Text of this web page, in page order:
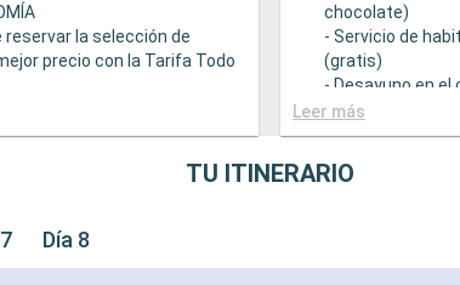
reservar la selección de
precio con la Tarifa Todo
amplia oferta
de elegir el turno de cena
chocolate)
- Servicio de
(gratis)
- Desayuno en
GASTRONOMÍA
- Opción de
Incluido
Leer más
TU ITINERARIO
Día 8